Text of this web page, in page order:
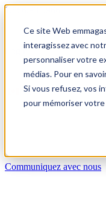
Ce site Web
interagissez avec
personnaliser votre
médias. Pour en
Si vous refusez, vos
pour mémoriser
1.866.931.9661
Login
FR
Communiquez avec nous